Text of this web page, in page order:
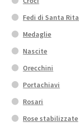
Fedi di Santa Rita
Medaglie
Nascite
Orecchini
Portachiavi
Rosari
Rose stabilizzate